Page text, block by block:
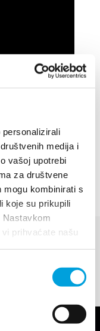
medija i
vašoj upotrebi
za društvene
mogu kombinirati s
koje su prikupili
Nastavkom
prihvaćate našu